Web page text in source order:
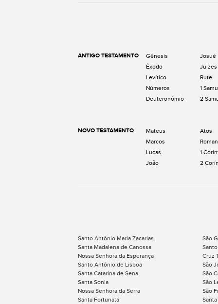
ANTIGO TESTAMENTO
Gênesis
Êxodo
Levítico
Números
Deuteronômio
Josué
Juizes
Rute
1
2
NOVO TESTAMENTO
Mateus
Marcos
Lucas
João
Atos
1
2
Santo Antônio Maria Zacarias
São
Santa Madalena de Canossa
Nossa Senhora da Esperança
Cruz
Santo Antônio de Lisboa
São
Santa Catarina de Sena
São
Santa Sonia
São
Nossa Senhora da Serra
São
Santa Fortunata